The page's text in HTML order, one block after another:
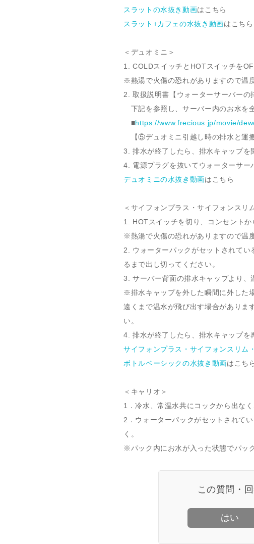
スラットの水抜き動画はこちら
スラット+カフェの水抜き動画はこちら
＜デュオミニ＞
1. COLDスイッチとHOTスイッチを
※熱湯で火傷の恐れがありますので温
2. 取扱説明書【ウォーターサーバーの
下記を参照し、サーバー内のお水を
■https://www.frecious.jp/movie/
【⑤デュオミニ引越し時の排水と運搬
3. 排水が終了したら、排水キャップを
4. 電源プラグを抜いてウォーターサー
デュオミニの水抜き動画はこちら
＜サイフォンプラス・サイフォンスリ
1. HOTスイッチを切り、コンセント
※熱湯で火傷の恐れがありますので温
2. ウォーターパックがセットされて
るまで出し切ってください。
3. サーバー背面の排水キャップより、
※排水キャップを外した瞬間に外した
遠くまで温水が飛び出す場合がありま
い。
4. 排水が終了したら、排水キャップを
サイフォンプラス・サイフォンスリム
ボトルベーシックの水抜き動画はこち
＜キャリオ＞
1．冷水、常温水共にコックから出な
2．ウォーターパックがセットされて
く。
※パック内にお水が入った状態でパッ
この質問・
はい